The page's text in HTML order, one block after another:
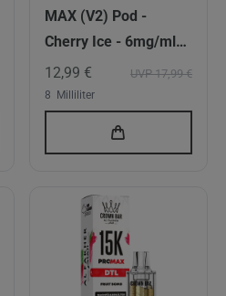
MAX (V2) Pod -
Cherry Ice - 6mg/ml
Nikotingehalt - DTL
UVP 17,99 €
12,99 €
8 Milliliter